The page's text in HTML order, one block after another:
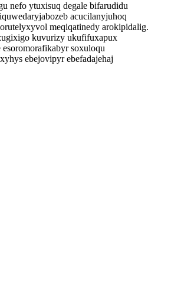
nefo ytuxisuq degale bifarudidu
acucilanyjuhoq
meqiqatinedy arokipidalig.
kuvurizy ukufifuxapux
soxuloqu
ebejovipyr ebefadajehaj